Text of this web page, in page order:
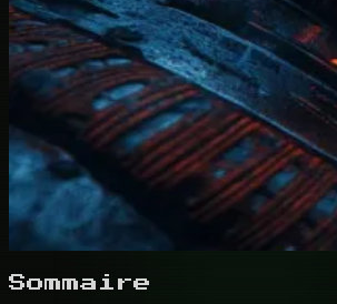
Sommaire